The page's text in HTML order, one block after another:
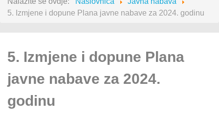
5. Izmjene i dopune Plana javne nabave za 2024. godinu
5. Izmjene i dopune Plana
javne nabave za 2024.
godinu